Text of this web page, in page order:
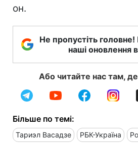
он.
Не пропустіть головне!
наші оновлення
Або читайте нас там,
Більше по темі:
Тариэл Васадзе РБК-Україна